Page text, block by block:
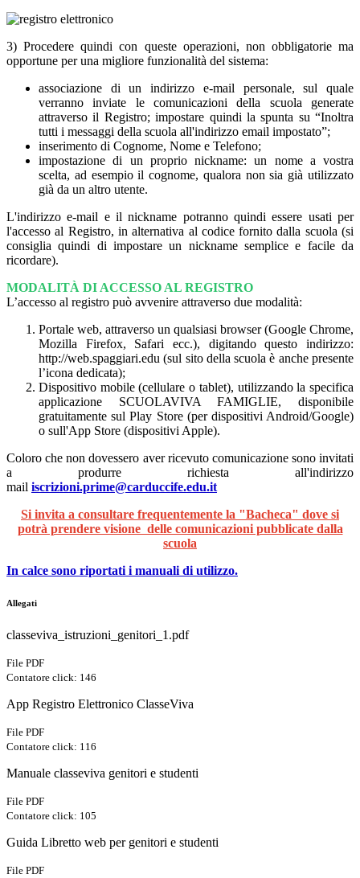
3) Procedere quindi con queste operazioni, non obbligatorie ma
opportune per una migliore funzionalità del sistema:
associazione di un indirizzo e-mail personale, sul quale
verranno inviate le comunicazioni della scuola generate
attraverso il Registro; impostare quindi la spunta su “Inoltra
tutti i messaggi della scuola all'indirizzo email impostato”;
inserimento di Cognome, Nome e Telefono;
impostazione di un proprio nickname: un nome a vostra
scelta, ad esempio il cognome, qualora non sia già utilizzato
già da un altro utente.
L'indirizzo e-mail e il nickname potranno quindi essere usati per
l'accesso al Registro, in alternativa al codice fornito dalla scuola (si
consiglia quindi di impostare un nickname semplice e facile da
ricordare).
MODALITÀ DI ACCESSO AL REGISTRO
L’accesso al registro può avvenire attraverso due modalità:
Portale web, attraverso un qualsiasi browser (Google Chrome,
Mozilla Firefox, Safari ecc.), digitando questo indirizzo:
http://web.spaggiari.edu (sul sito della scuola è anche presente
l’icona dedicata);
Dispositivo mobile (cellulare o tablet), utilizzando la specifica
applicazione SCUOLAVIVA FAMIGLIE, disponibile
gratuitamente sul Play Store (per dispositivi Android/Google)
o sull'App Store (dispositivi Apple).
Coloro che non dovessero aver ricevuto comunicazione sono invitati
a produrre richiesta all'indirizzo
mail iscrizioni.prime@carduccife.edu.it
Si invita a consultare frequentemente la "Bacheca" dove si
potrà prendere visione delle comunicazioni pubblicate dalla
scuola
In calce sono riportati i manuali di utilizzo.
Allegati
classeviva_istruzioni_genitori_1.pdf
File PDF
Contatore click: 146
App Registro Elettronico ClasseViva
File PDF
Contatore click: 116
Manuale classeviva genitori e studenti
File PDF
Contatore click: 105
Guida Libretto web per genitori e studenti
File PDF